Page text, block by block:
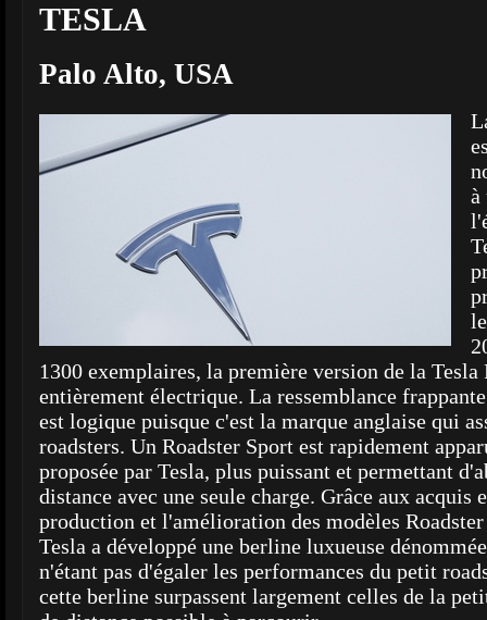
TESLA
Palo Alto, USA
à
1300 exemplaires, la première version de la Tesla
entièrement électrique. La ressemblance
est logique puisque c'est la marque anglaise qui
roadsters. Un Roadster Sport est rapidement
proposée par Tesla, plus puissant et permettant
distance avec une seule charge. Grâce aux acquis
production et l'amélioration des modèles
Tesla a développé une berline luxueuse
n'étant pas d'égaler les performances du petit
cette berline surpassent largement celles de la